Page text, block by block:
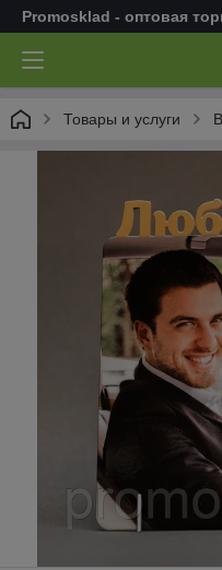
Promosklad - оптовая
Товары и услуги